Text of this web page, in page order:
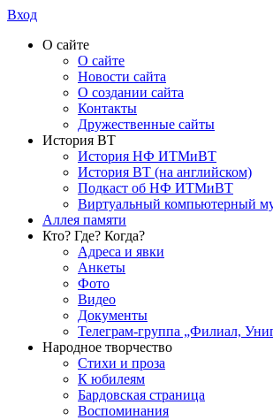
Вход
О сайте
О сайте
Новости сайта
О создании сайта
Контакты
Дружественные сайты
История ВТ
История НФ ИТМиВТ
История ВТ (на английском)
Подкаст об НФ ИТМиВТ
Виртуальный компьютерный
Аллея памяти
Кто? Где? Когда?
Адреса и явки
Анкеты
Фото
Видео
Документы
Телеграм-группа „Филиал,
Народное творчество
Стихи и проза
К юбилеям
Бардовская страница
Воспоминания